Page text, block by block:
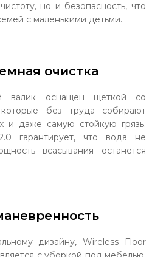
но и безопасность, что
с маленькими детьми.
очистка
валик оснащен щеткой со
которые без труда собирают
и даже самую стойкую грязь.
гарантирует, что вода не
всасывания останется
дизайну, Wireless Floor